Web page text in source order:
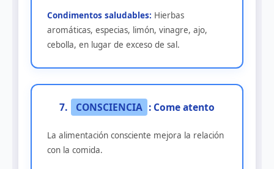
Condimentos saludables: Hierbas
aromáticas, especias, limón, vinagre, ajo,
cebolla, en lugar de exceso de sal.
7. CONSCIENCIA : Come atento
La alimentación consciente mejora la relación
con la comida.